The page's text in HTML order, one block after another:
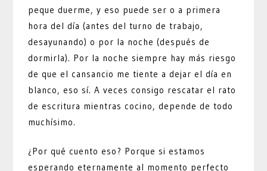
peque duerme, y eso puede ser o a primera
hora del día (antes del turno de trabajo,
desayunando) o por la noche (después de
dormirla). Por la noche siempre hay más riesgo
de que el cansancio me tiente a dejar el día en
blanco, eso sí. A veces consigo rescatar el rato
de escritura mientras cocino, depende de todo
muchísimo.
¿Por qué cuento eso? Porque si estamos
esperando eternamente al momento perfecto